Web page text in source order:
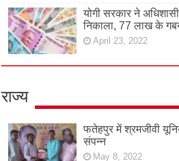
योगी सरकार ने
निकाला, 77 लाख के
April 23, 2022
राज्य
फतेहपुर में श्रमजीवी
संपन्न
May 8, 2022